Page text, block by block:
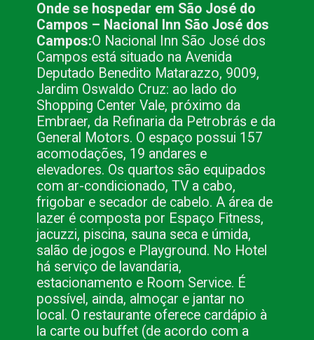
Onde se hospedar em São José do
Campos – Nacional Inn São José dos
Campos:O Nacional Inn São José dos
Campos está situado na Avenida
Deputado Benedito Matarazzo, 9009,
Jardim Oswaldo Cruz: ao lado do
Shopping Center Vale, próximo da
Embraer, da Refinaria da Petrobrás e da
General Motors. O espaço possui 157
acomodações, 19 andares e
elevadores. Os quartos são equipados
com ar-condicionado, TV a cabo,
frigobar e secador de cabelo. A área de
lazer é composta por Espaço Fitness,
jacuzzi, piscina, sauna seca e úmida,
salão de jogos e Playground. No Hotel
há serviço de lavandaria,
estacionamento e Room Service. É
possível, ainda, almoçar e jantar no
local. O restaurante oferece cardápio à
la carte ou buffet (de acordo com a